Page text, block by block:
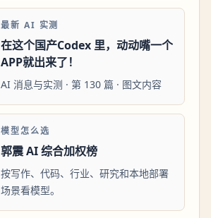
最新 AI 实测
在这个国产Codex 里，动动嘴一个
APP就出来了！
AI 消息与实测 · 第 130 篇 · 图文内容
模型怎么选
郭震 AI 综合加权榜
按写作、代码、行业、研究和本地部署
场景看模型。